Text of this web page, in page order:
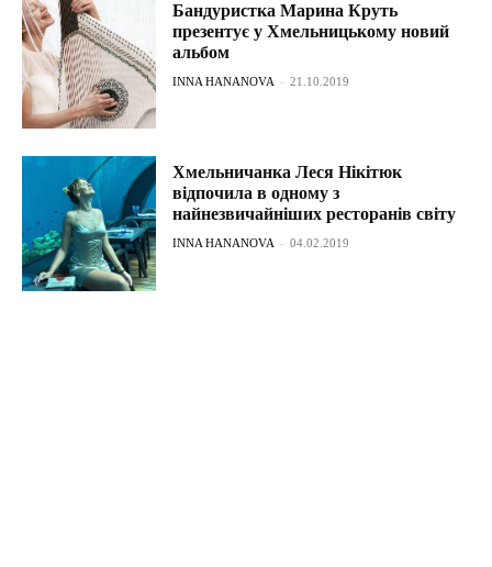
Бандуристка Марина Круть
презентує у Хмельницькому новий
альбом
INNA HANANOVA - 21.10.2019
Хмельничанка Леся Нікітюк
відпочила в одному з
найнезвичайніших ресторанів світу
INNA HANANOVA - 04.02.2019